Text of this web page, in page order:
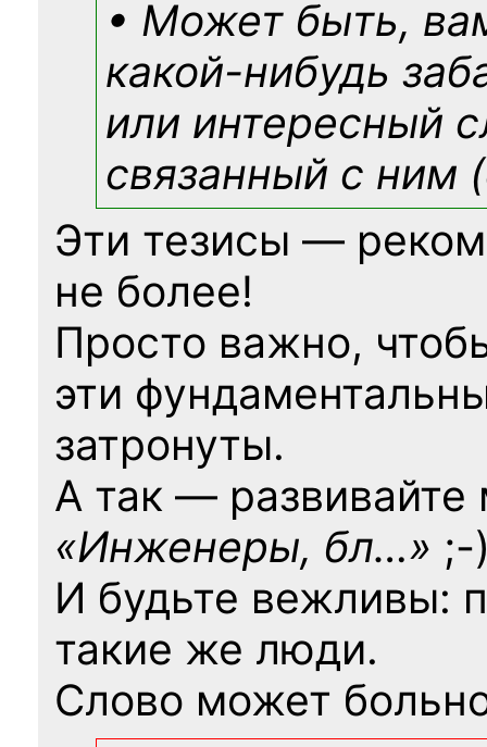
• Может быть,
какой-нибудь
или интересный
связанный с ним
Эти тезисы —
не более!
Просто важно,
эти
затронуты.
А так — развивайте
«Инженеры, бл…» ;-
И будьте вежливы:
такие же люди.
Слово может